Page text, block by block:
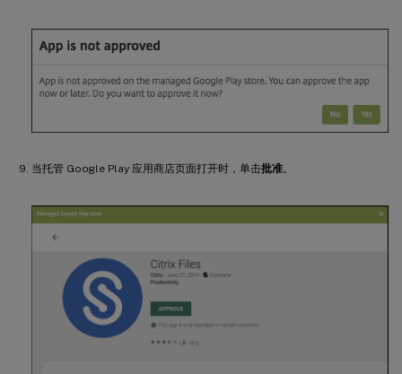
当托管 Google Play 应用商店页面打开时，单击批准。